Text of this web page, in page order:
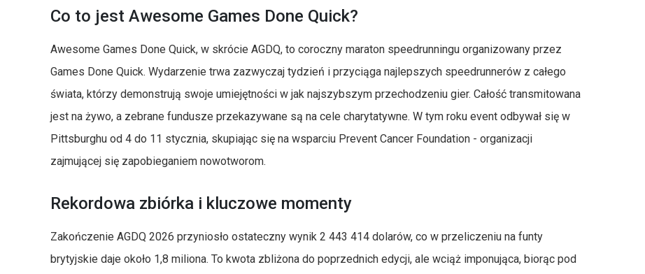
Co to jest Awesome Games Done Quick?
Awesome Games Done Quick, w skrócie AGDQ, to coroczny maraton speedrunningu organizowany przez
Games Done Quick. Wydarzenie trwa zazwyczaj tydzień i przyciąga najlepszych speedrunnerów z całego
świata, którzy demonstrują swoje umiejętności w jak najszybszym przechodzeniu gier. Całość transmitowana
jest na żywo, a zebrane fundusze przekazywane są na cele charytatywne. W tym roku event odbywał się w
Pittsburghu od 4 do 11 stycznia, skupiając się na wsparciu Prevent Cancer Foundation - organizacji
zajmującej się zapobieganiem nowotworom.
Rekordowa zbiórka i kluczowe momenty
Zakończenie AGDQ 2026 przyniosło ostateczny wynik 2 443 414 dolarów, co w przeliczeniu na funty
brytyjskie daje około 1,8 miliona. To kwota zbliżona do poprzednich edycji, ale wciąż imponująca, biorąc pod